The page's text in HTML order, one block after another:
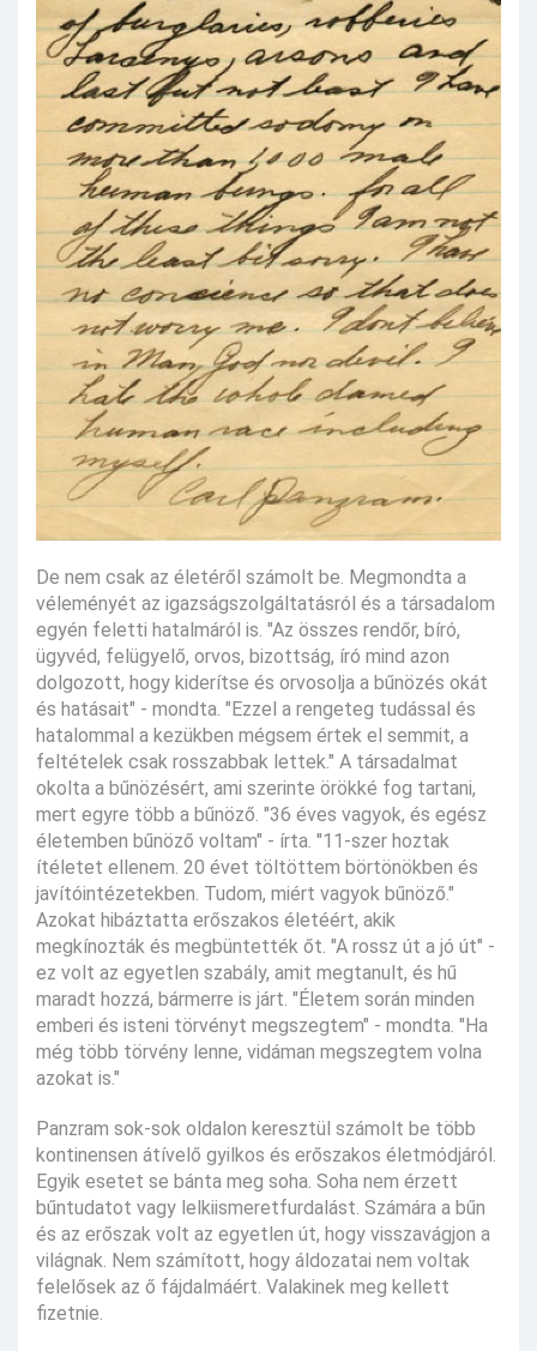
De nem csak az életéről számolt be. Megmondta a
véleményét az igazságszolgáltatásról és a társadalom
egyén feletti hatalmáról is. "Az összes rendőr, bíró,
ügyvéd, felügyelő, orvos, bizottság, író mind azon
dolgozott, hogy kiderítse és orvosolja a bűnözés okát
és hatásait" - mondta. "Ezzel a rengeteg tudással és
hatalommal a kezükben mégsem értek el semmit, a
feltételek csak rosszabbak lettek." A társadalmat
okolta a bűnözésért, ami szerinte örökké fog tartani,
mert egyre több a bűnöző. "36 éves vagyok, és egész
életemben bűnöző voltam" - írta. "11-szer hoztak
ítéletet ellenem. 20 évet töltöttem börtönökben és
javítóintézetekben. Tudom, miért vagyok bűnöző."
Azokat hibáztatta erőszakos életéért, akik
megkínozták és megbüntették őt. "A rossz út a jó út" -
ez volt az egyetlen szabály, amit megtanult, és hű
maradt hozzá, bármerre is járt. "Életem során minden
emberi és isteni törvényt megszegtem" - mondta. "Ha
még több törvény lenne, vidáman megszegtem volna
azokat is."
Panzram sok-sok oldalon keresztül számolt be több
kontinensen átívelő gyilkos és erőszakos életmódjáról.
Egyik esetet se bánta meg soha. Soha nem érzett
bűntudatot vagy lelkiismeretfurdalást. Számára a bűn
és az erőszak volt az egyetlen út, hogy visszavágjon a
világnak. Nem számított, hogy áldozatai nem voltak
felelősek az ő fájdalmáért. Valakinek meg kellett
fizetnie.